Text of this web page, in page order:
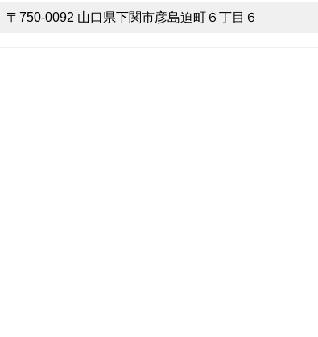
〒750-0092 山口県下関市彦島迫町６丁目６